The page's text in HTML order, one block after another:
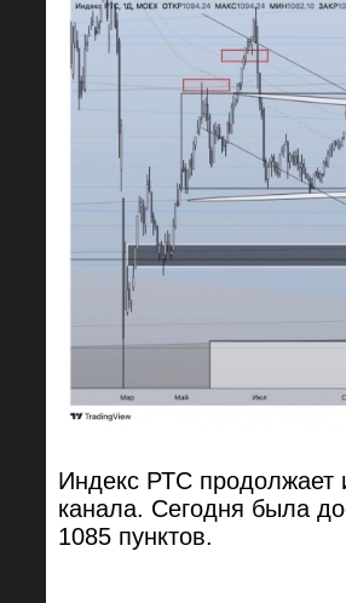
Индекс РТС продолжает
канала. Сегодня была
1085 пунктов.